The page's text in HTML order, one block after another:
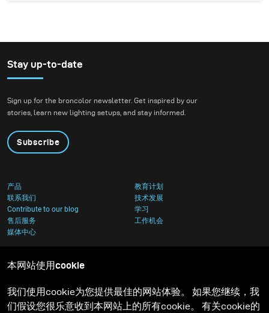
Stay up-to-date
Sign up for the broncolor newsletter. Get inspired by our
stories, learn new lighting setups, and stay informed.
Subscribe
产品
教育计划
联系我们
技术发展
Contribute to our blog
学习
售后服务
工作机会
媒体中心
本网站使用cookie
我们使用cookie为您提供最佳的网站体验。 如果您继续，我
们假设您很乐意收到本网站上的所有cookie。 有关cookie的